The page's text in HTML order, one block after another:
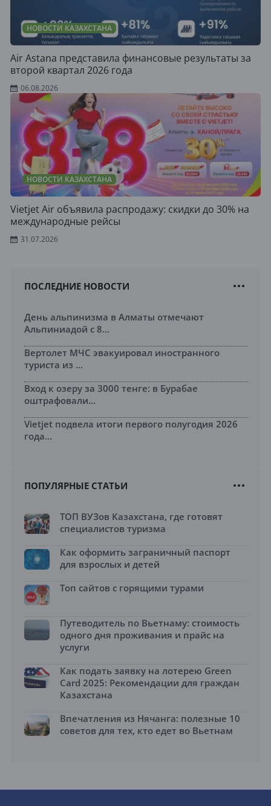
НОВОСТИ КАЗАХСТАНА
Air Astana представила финансовые результаты за
второй квартал 2026 года
06.08.2026
НОВОСТИ КАЗАХСТАНА
Vietjet Air объявила распродажу: скидки до 30% на
международные рейсы
31.07.2026
ПОСЛЕДНИЕ НОВОСТИ
День альпинизма в Алматы отмечают
Альпиниадой с 8...
Вертолет МЧС эвакуировал иностранного
туриста из ...
Вход к озеру за 3000 тенге: в Бурабае
оштрафовали...
Vietjet подвела итоги первого полугодия 2026
года...
ПОПУЛЯРНЫЕ СТАТЬИ
ТОП ВУЗов Казахстана, где готовят
специалистов туризма
Как оформить заграничный паспорт
для взрослых и детей
Топ сайтов с горящими турами
Путеводитель по Вьетнаму: стоимость
одного дня проживания и прайс на
услуги
Как подать заявку на лотерею Green
Card 2025: Рекомендации для граждан
Казахстана
Впечатления из Нячанга: полезные 10
советов для тех, кто едет во Вьетнам